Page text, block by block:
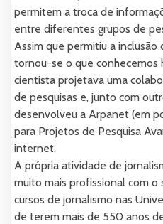
permitem a troca de
entre diferentes grupos de
Assim que permitiu a
tornou-se o que conhecemos
cientista projetava uma
de pesquisas e, junto com
desenvolveu a Arpanet (em
para Projetos de Pesquisa
internet.
A própria atividade de
muito mais profissional com o
cursos de jornalismo nas
de terem mais de 550 anos